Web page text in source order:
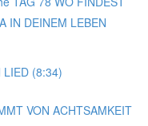
IN DEINEM LEBEN
LIED (8:34)
VON ACHTSAMKEIT